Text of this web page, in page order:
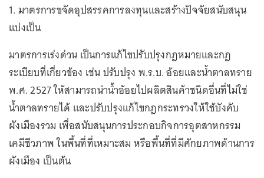
1. มาตรการขจัดอุปสรรคการลงทุนและสร้างปัจจัยสนับสนุน
แบ่งเป็น
มาตรการเร่งด่วน เป็นการแก้ไขปรับปรุงกฎหมายและกฎ
ระเบียบที่เกี่ยวข้อง เช่น ปรับปรุง พ.ร.บ. อ้อยและน้ำตาลทราย
พ.ศ. 2527 ให้สามารถนำน้ำอ้อยไปผลิตสินค้าชนิดอื่นที่ไม่ใช่
น้ำตาลทรายได้ และปรับปรุงแก้ไขกฎกระทรวงให้ใช้บังคับ
ผังเมืองรวม เพื่อสนับสนุนการประกอบกิจการอุตสาหกรรม
เคมีชีวภาพ ในพื้นที่ที่เหมาะสม หรือพื้นที่ที่มีศักยภาพด้านการ
ผังเมือง เป็นต้น